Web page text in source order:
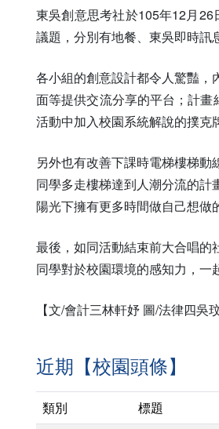
東吳創意思考社於105年12月
議題，分別有地餐、東吳即時訊
各小組的創意設計都令人驚豔
面等提供交流分享的平台；計
活動中加入校園系統解說的撲克
另外也有改善下課時電梯樓梯
同學多走樓梯達到人潮分流的
陽光下擁有更多時間做自己想做
最後，如同活動結束前大合唱
同學對於校園環境的感知力，一
【文/會計三林軒妤 圖/法律四吳玟
近期【校園頭條】
類別 標題